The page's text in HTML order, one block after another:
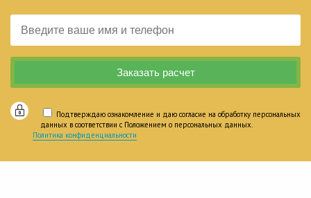
Подтверждаю ознакомление и даю согласие на обработку персональных
данных в соответствии с Положением о персональных данных.
Политика конфиденциальности